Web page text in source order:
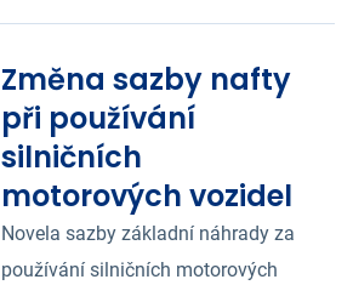
Změna sazby nafty
při používání
silničních
motorových vozidel
Novela sazby základní náhrady za
používání silničních motorových